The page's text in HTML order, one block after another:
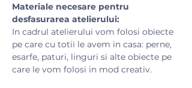
Materiale necesare pentru
desfasurarea atelierului:
​In cadrul atelierului vom folosi obiecte
pe care cu totii le avem in casa: perne,
esarfe, paturi, linguri si alte obiecte pe
care le vom folosi in mod creativ.​